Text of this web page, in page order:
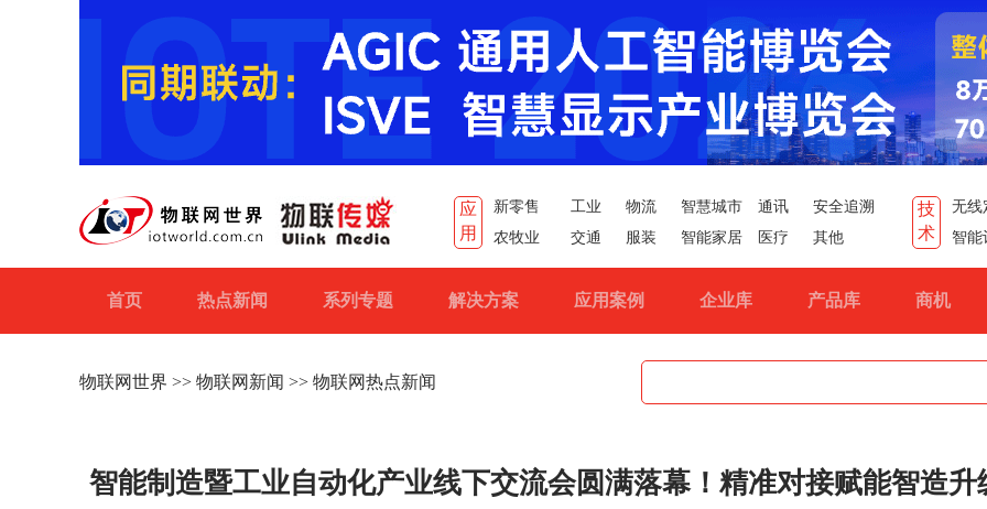
应
用
新零售 工业 物流 智慧城市 通讯
安全追溯
农牧业
交通 服装 智能家居 医疗 其他
技
术
无线
智能
首页 热点新闻 系列专题 解决方案 应用案例 企业库 产品库 商机
物联网世界 >> 物联网新闻 >> 物联网热点新闻
智能制造暨工业自动化产业线下交流会圆满落幕！精准对接赋能智造升